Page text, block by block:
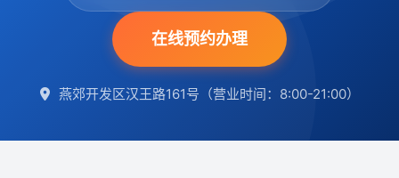
常见问题
关于我们
在线预约办理
燕郊开发区汉王路161号（营业时间：8:00-21:00）